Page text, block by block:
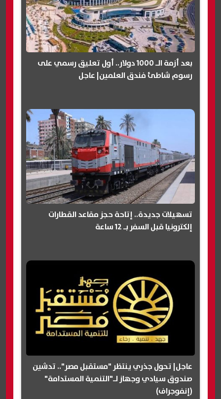
بعد أزمة الـ 1000 دولار.. أول تعليق رسمي على
رسوم شاطئ فندق العلمين| عاجل
تسهيلات جديدة.. إتاحة حجز مقاعد القطارات
إلكترونيا قبل السفر بـ 12 ساعة
عاجل| تحول جذري ينتظر "مستقبل مصر".. تدشين
صندوق سيادي وجهاز لـ"التنمية المستدامة"
(إنفوجراف)